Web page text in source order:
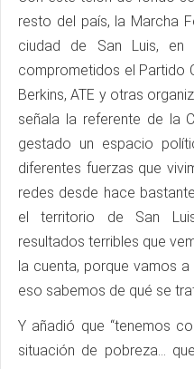
resto del país, la Marcha
ciudad de San Luis,
comprometidos el Partido
Berkins, ATE y otras
señala la referente de la
gestado un espacio
diferentes fuerzas que
redes desde hace
el territorio de San
resultados terribles que
la cuenta, porque vamos
eso sabemos de qué se
Y añadió que “tenemos
situación de pobreza…